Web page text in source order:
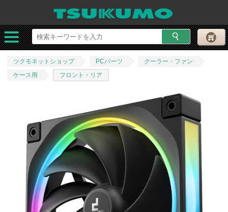
ツクモネットショップ PCパーツ
クーラー・ファン
ケース用
フロント・リア